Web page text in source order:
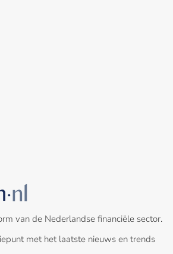
van de Nederlandse financiële sector.
met het laatste nieuws en trends